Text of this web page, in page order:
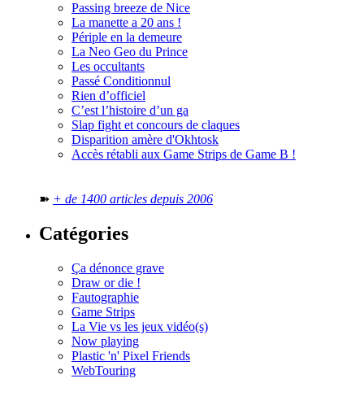
Passing breeze de Nice
La manette a 20 ans !
Périple en la demeure
La Neo Geo du Prince
Les occultants
Passé Conditionnul
Rien d’officiel
C’est l’histoire d’un ga
Slap fight et concours de claques
Disparition amère d'Okhtosk
Accès rétabli aux Game Strips de Game B !
➽ + de 1400 articles depuis 2006
Catégories
Ça dénonce grave
Draw or die !
Fautographie
Game Strips
La Vie vs les jeux vidéo(s)
Now playing
Plastic 'n' Pixel Friends
WebTouring